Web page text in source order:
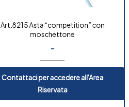
Art.8215 Asta “competition” con
moschettone
-
Contattaci per accedere all'Area
Riservata